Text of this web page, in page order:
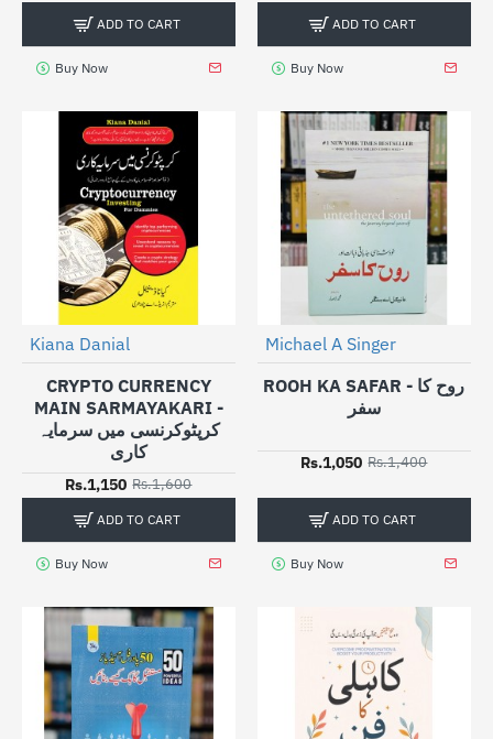
ADD TO CART
Buy Now
ADD TO CART
Buy Now
-28%
Kiana Danial
CRYPTO CURRENCY
MAIN SARMAYAKARI -
کرپٹوکرنسی میں سرمایہ
کاری
Rs.1,150 Rs.1,600
ADD TO CART
Buy Now
Michael A Singer
ROOH KA SAFAR - روح کا
سفر
Rs.1,050 Rs.1,400
ADD TO CART
Buy Now